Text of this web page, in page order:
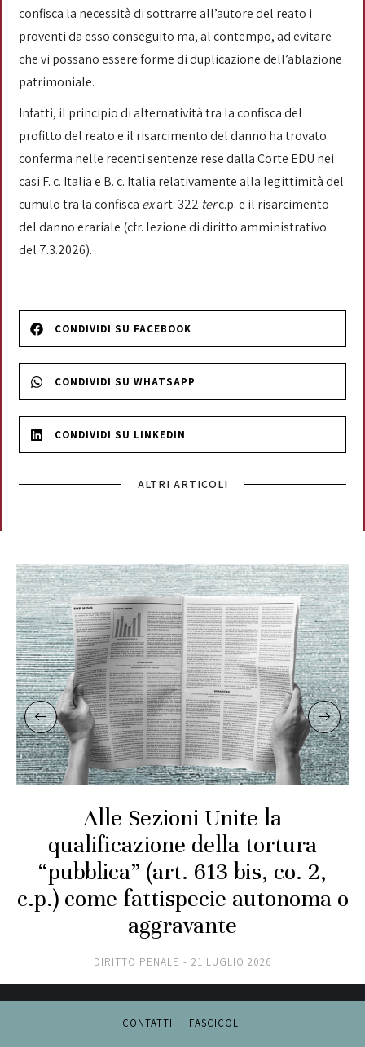
confisca la necessità di sottrarre all’autore del reato i
proventi da esso conseguito ma, al contempo, ad evitare
che vi possano essere forme di duplicazione dell’ablazione
patrimoniale.
Infatti, il principio di alternatività tra la confisca del
profitto del reato e il risarcimento del danno ha trovato
conferma nelle recenti sentenze rese dalla Corte EDU nei
casi F. c. Italia e B. c. Italia relativamente alla legittimità del
cumulo tra la confisca exart. 322 terc.p. e il risarcimento
del danno erariale (cfr. lezione di diritto amministrativo
del 7.3.2026).
CONDIVIDI SU FACEBOOK
CONDIVIDI SU WHATSAPP
CONDIVIDI SU LINKEDIN
ALTRI ARTICOLI
Alle Sezioni Unite la
qualificazione della tortura
“pubblica” (art. 613 bis, co. 2,
c.p.) come fattispecie autonoma o
aggravante
DIRITTO PENALE 21 LUGLIO 2026
CONTATTI FASCICOLI